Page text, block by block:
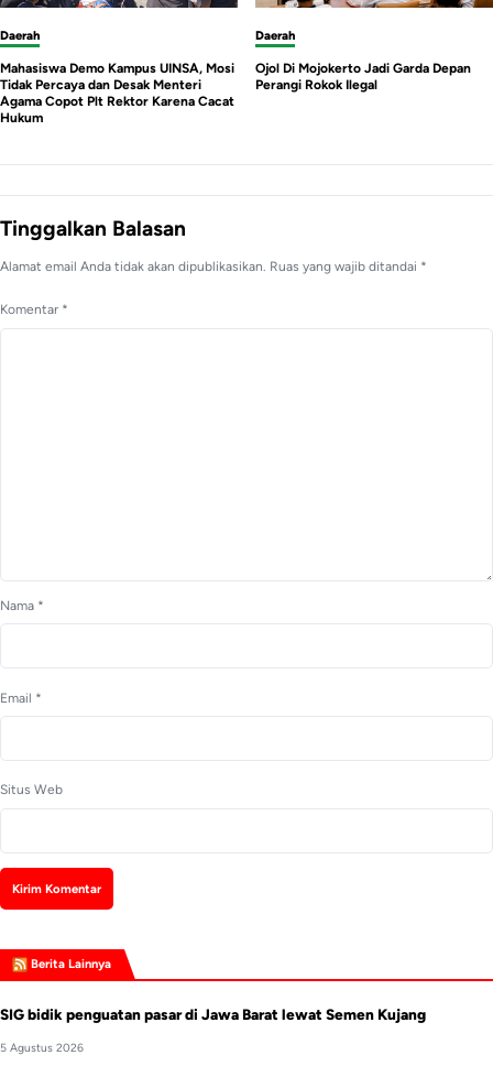
Daerah
Mahasiswa Demo Kampus UINSA, Mosi
Tidak Percaya dan Desak Menteri
Agama Copot Plt Rektor Karena Cacat
Hukum
Daerah
Ojol Di Mojokerto Jadi Garda Depan
Perangi Rokok Ilegal
Tinggalkan Balasan
Alamat email Anda tidak akan dipublikasikan. Ruas yang wajib ditandai *
Komentar *
Nama *
Email *
Situs Web
Berita Lainnya
SIG bidik penguatan pasar di Jawa Barat lewat Semen Kujang
5 Agustus 2026